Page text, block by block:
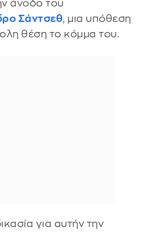
άνοδο του
Σάντσεθ, μια υπόθεση
θέση το κόμμα του.
για αυτήν την